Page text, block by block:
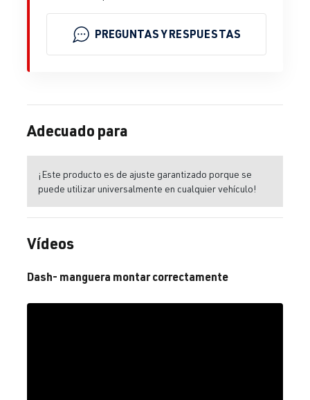
PREGUNTAS Y RESPUESTAS
Adecuado para
¡Este producto es de ajuste garantizado porque se
puede utilizar universalmente en cualquier vehículo!
Vídeos
Dash- manguera montar correctamente